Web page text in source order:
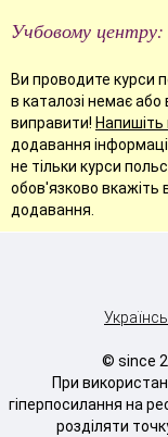
Учбовому центру:
Ви проводите курси
в каталозі немає або
виправити! Напишіть
додавання
не тільки курси
обов'язково вкажіть
додавання.
© since
При
гіперпосилання на
розділяти